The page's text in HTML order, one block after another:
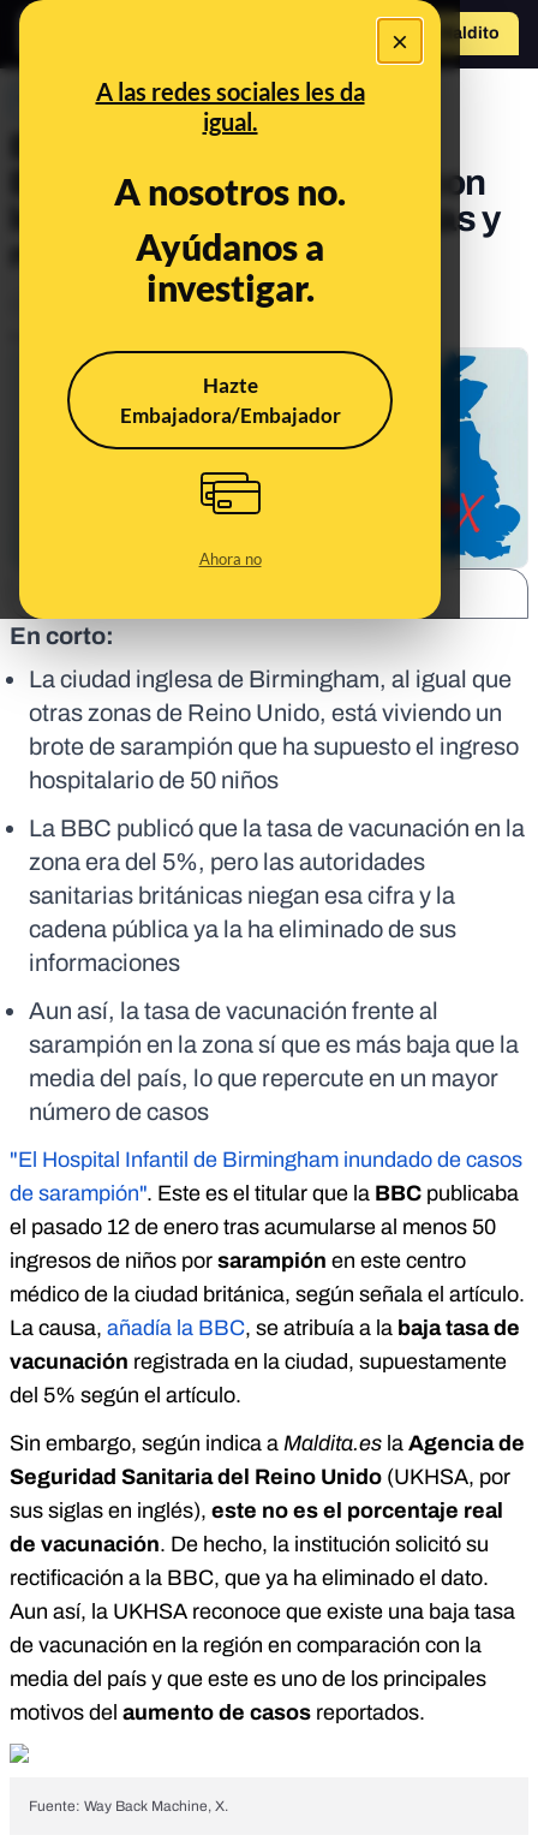
×
A las redes sociales les da
igual.
A nosotros no.
Ayúdanos a
investigar.
Hazte
Embajadora/Embajador
Ahora no
Hazte Maldito
PREBUNKING
Brote de sarampión en
Birmingham y su relación con
los no vacunados: preguntas y
respuestas
En corto:
La ciudad inglesa de Birmingham, al igual que
otras zonas de Reino Unido, está viviendo un
brote de sarampión que ha supuesto el ingreso
hospitalario de 50 niños
La BBC publicó que la tasa de vacunación en la
zona era del 5%, pero las autoridades
sanitarias británicas niegan esa cifra y la
cadena pública ya la ha eliminado de sus
informaciones
Aun así, la tasa de vacunación frente al
sarampión en la zona sí que es más baja que la
media del país, lo que repercute en un mayor
número de casos
"El Hospital Infantil de Birmingham inundado de casos
de sarampión". Este es el titular que la BBC publicaba
el pasado 12 de enero tras acumularse al menos 50
ingresos de niños por sarampión en este centro
médico de la ciudad británica, según señala el artículo.
La causa, añadía la BBC, se atribuía a la baja tasa de
vacunación registrada en la ciudad, supuestamente
del 5% según el artículo.
Sin embargo, según indica a Maldita.es la Agencia de
Seguridad Sanitaria del Reino Unido (UKHSA, por
sus siglas en inglés), este no es el porcentaje real
de vacunación. De hecho, la institución solicitó su
rectificación a la BBC, que ya ha eliminado el dato.
Aun así, la UKHSA reconoce que existe una baja tasa
de vacunación en la región en comparación con la
media del país y que este es uno de los principales
motivos del aumento de casos reportados.
Fuente: Way Back Machine, X.